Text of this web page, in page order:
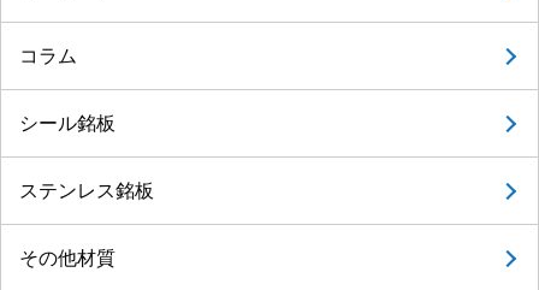
コラム
シール銘板
ステンレス銘板
その他材質